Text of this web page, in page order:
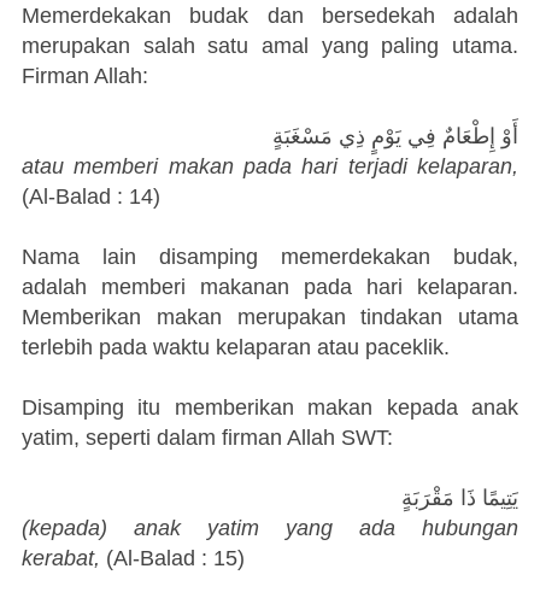
Memerdekakan budak dan bersedekah adalah
merupakan salah satu amal yang paling utama.
Firman Allah:
أَوْ إِطْعَامٌ فِي يَوْمٍ ذِي مَسْغَبَةٍ
atau memberi makan pada hari terjadi kelaparan,
(Al-Balad : 14)
Nama lain disamping memerdekakan budak,
adalah memberi makanan pada hari kelaparan.
Memberikan makan merupakan tindakan utama
terlebih pada waktu kelaparan atau paceklik.
Disamping itu memberikan makan kepada anak
yatim, seperti dalam firman Allah SWT:
يَتِيمًا ذَا مَقْرَبَةٍ
(kepada) anak yatim yang ada hubungan
kerabat, (Al-Balad : 15)